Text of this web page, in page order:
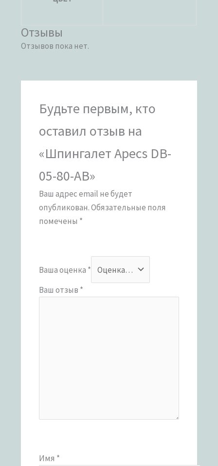
Отзывы
Отзывов пока нет.
Будьте первым, кто
оставил отзыв на
«Шпингалет Apecs DB-
05-80-AB»
Ваш адрес email не будет
опубликован.Обязательные поля
помечены *
Ваша оценка *
Ваш отзыв *
Имя *